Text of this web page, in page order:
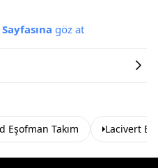
göz at
Eşofman Takım Lacivert